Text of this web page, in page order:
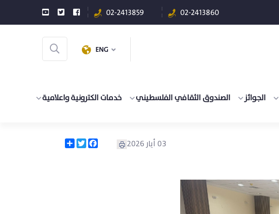
02-2413860
02-2413859
ENG
الجوائز الصندوق الثقافي الفلسطيني خدمات الكترونية واعلامية
03 أيار 2026 Share
Twitter
Facebook